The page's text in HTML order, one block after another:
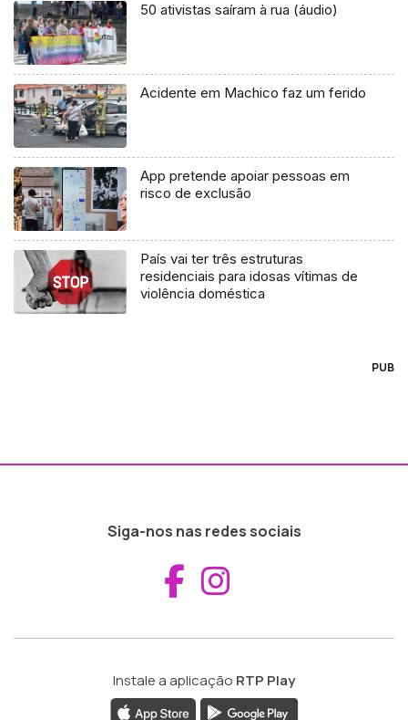
50 ativistas saíram à rua (áudio)
Acidente em Machico faz um ferido
App pretende apoiar pessoas em
risco de exclusão
País vai ter três estruturas
residenciais para idosas vítimas de
violência doméstica
PUB
Siga-nos nas redes sociais
Aceder ao
Instale a aplicação RTP Play